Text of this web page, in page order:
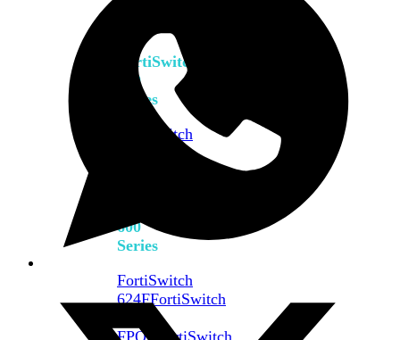
FortiSwitch
500
Series
FortiSwitch
600
Series
FortiSwitch
624FFortiSwitch
FPOE
FortiSwitch